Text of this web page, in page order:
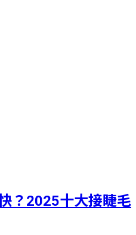
？2025十大接睫毛